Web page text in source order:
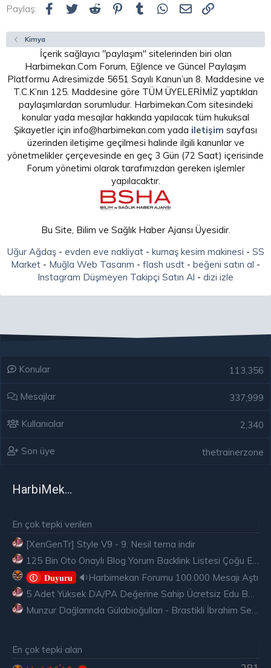
Paylaş: Facebook
Twitter Reddit Pinterest
Tumblr WhatsApp
E-posta
Kimya
İçerik sağlayıcı "paylaşım" sitelerinden biri olan
Harbimekan.Com Forum, Eğlence ve Güncel Paylaşım
Platformu Adresimizde 5651 Sayılı Kanun’un 8. Maddesine ve
T.C.K’nın 125. Maddesine göre TÜM ÜYELERİMİZ yaptıkları
paylaşımlardan sorumludur. Harbimekan.Com sitesindeki
konular yada mesajlar hakkında yapılacak tüm hukuksal
Şikayetler için info@harbimekan.com yada iletişim sayfası
üzerinden iletişime geçilmesi halinde ilgili kanunlar ve
yönetmelikler çerçevesinde en geç 3 Gün (72 Saat) içerisinde
Forum yönetimi olarak tarafımızdan gereken işlemler
yapılacaktır.
Bu Site, Bilim ve Sağlık Haber Ajansı Üyesidir.
Uğur Ağdaş- evden eve nakliyat- kumaş kesim makinesi - SS
Market - Muğla Web Tasarım - flash usdt - beğeni satın al -
Instagram Düşmeyen Takipçi Satın Al - dizi izle
Konular 113,356
Mesajlar 337,999
Kullanıcılar 2,340
Son üye thetrainerzone
HarbiMekân
En çok tepki verilen
[XenGenTr] Style V9 - 9. Nesil tema indir
125 Bin Oto Onaylı Blog Yorum Backlink Listesi Çoğu Edu ve Gov Ücretsiz
𝐃𝐮𝐲𝐮𝐫𝐮
🔉Harbimekan Forumu 100.000 Mesajı Aştı
5 Adet Yüksek DA/PA Değerine Sahip Ücretsiz Edu Backlink
Munzur Dağlarında Gülabioğulları - Brastikli İbrahim Sevindik
En çok tepki alan